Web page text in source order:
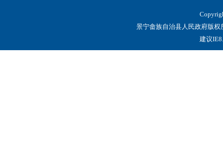
景宁畲族自治县人民政府版
建议